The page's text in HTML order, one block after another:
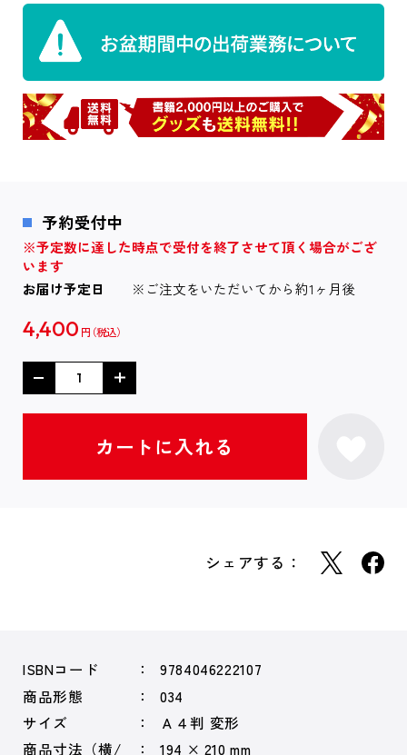
予約受付中
※予定数に達した時点で受付を終了させて頂く場合がござ
います
お届け予定日
※ご注文をいただいてから約1ヶ月後
4,400 円
シェアする：
ISBNコード
9784046222107
商品形態
034
サイズ
Ａ４判 変形
商品寸法（横/
194 × 210 mm